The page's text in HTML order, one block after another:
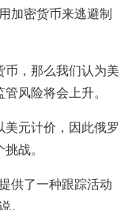
加密货币来逃避制
，那么我们认为美
风险将会上升。
美元计价，因此俄罗
战。
供了一种跟踪活动